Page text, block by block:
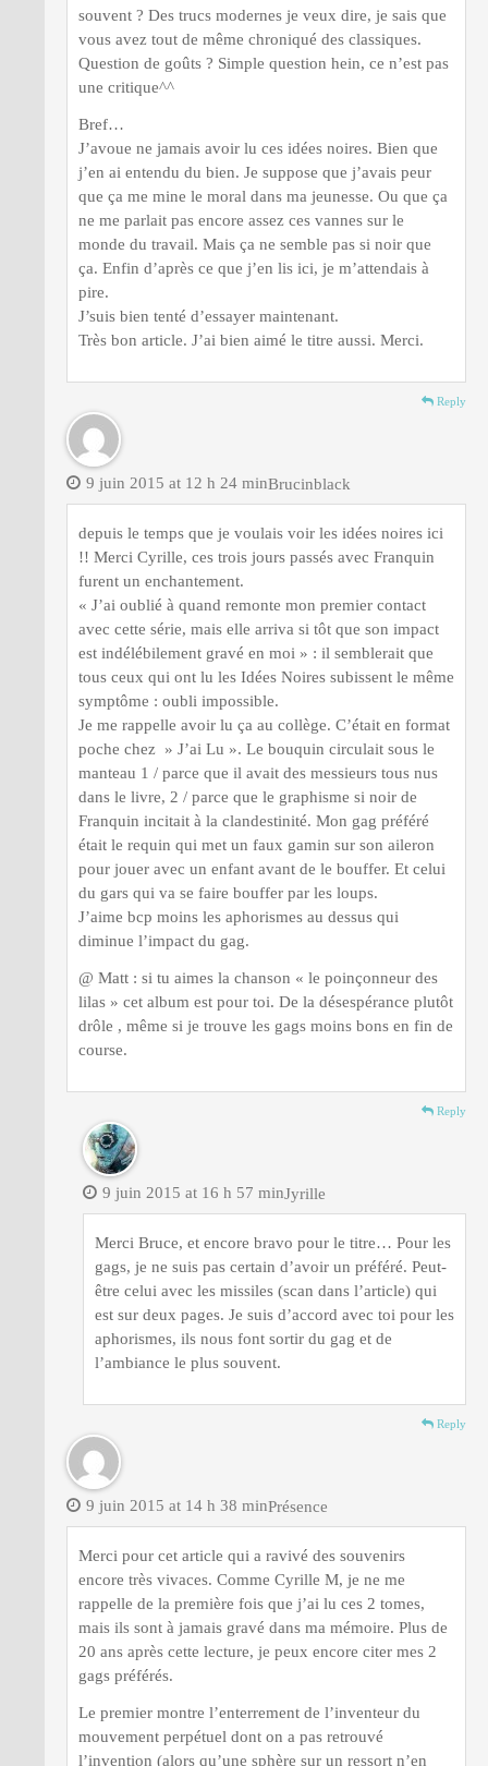
souvent ? Des trucs modernes je veux dire, je sais que
vous avez tout de même chroniqué des classiques.
Question de goûts ? Simple question hein, ce n’est pas
une critique^^
Bref…
J’avoue ne jamais avoir lu ces idées noires. Bien que
j’en ai entendu du bien. Je suppose que j’avais peur
que ça me mine le moral dans ma jeunesse. Ou que ça
ne me parlait pas encore assez ces vannes sur le
monde du travail. Mais ça ne semble pas si noir que
ça. Enfin d’après ce que j’en lis ici, je m’attendais à
pire.
J’suis bien tenté d’essayer maintenant.
Très bon article. J’ai bien aimé le titre aussi. Merci.
Reply
Brucinblack
9 juin 2015 at 12 h 24 min
depuis le temps que je voulais voir les idées noires ici
!! Merci Cyrille, ces trois jours passés avec Franquin
furent un enchantement.
« J’ai oublié à quand remonte mon premier contact
avec cette série, mais elle arriva si tôt que son impact
est indélébilement gravé en moi » : il semblerait que
tous ceux qui ont lu les Idées Noires subissent le même
symptôme : oubli impossible.
Je me rappelle avoir lu ça au collège. C’était en format
poche chez » J’ai Lu ». Le bouquin circulait sous le
manteau 1 / parce que il avait des messieurs tous nus
dans le livre, 2 / parce que le graphisme si noir de
Franquin incitait à la clandestinité. Mon gag préféré
était le requin qui met un faux gamin sur son aileron
pour jouer avec un enfant avant de le bouffer. Et celui
du gars qui va se faire bouffer par les loups.
J’aime bcp moins les aphorismes au dessus qui
diminue l’impact du gag.
@ Matt : si tu aimes la chanson « le poinçonneur des
lilas » cet album est pour toi. De la désespérance plutôt
drôle , même si je trouve les gags moins bons en fin de
course.
Reply
Jyrille
9 juin 2015 at 16 h 57 min
Merci Bruce, et encore bravo pour le titre… Pour les
gags, je ne suis pas certain d’avoir un préféré. Peut-
être celui avec les missiles (scan dans l’article) qui
est sur deux pages. Je suis d’accord avec toi pour les
aphorismes, ils nous font sortir du gag et de
l’ambiance le plus souvent.
Reply
Présence
9 juin 2015 at 14 h 38 min
Merci pour cet article qui a ravivé des souvenirs
encore très vivaces. Comme Cyrille M, je ne me
rappelle de la première fois que j’ai lu ces 2 tomes,
mais ils sont à jamais gravé dans ma mémoire. Plus de
20 ans après cette lecture, je peux encore citer mes 2
gags préférés.
Le premier montre l’enterrement de l’inventeur du
mouvement perpétuel dont on a pas retrouvé
l’invention (alors qu’une sphère sur un ressort n’en